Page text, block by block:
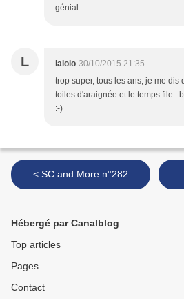
génial
L lalolo 30/10/2015 21:35
trop super, tous les ans, je me dis
toiles d'araignée et le temps
:-)
< SC and More n°282
Hébergé par Canalblog
Top articles
Pages
Contact